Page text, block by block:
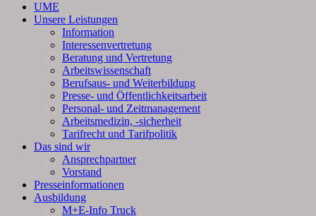
UME
Unsere Leistungen
Information
Interessenvertretung
Beratung und Vertretung
Arbeitswissenschaft
Berufsaus- und Weiterbildung
Presse- und Öffentlichkeitsarbeit
Personal- und Zeitmanagement
Arbeitsmedizin, -sicherheit
Tarifrecht und Tarifpolitik
Das sind wir
Ansprechpartner
Vorstand
Presseinformationen
Ausbildung
M+E-Info Truck